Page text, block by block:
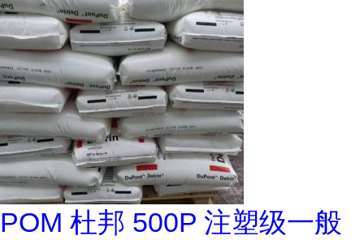
POM 杜邦 500P 注塑级一般